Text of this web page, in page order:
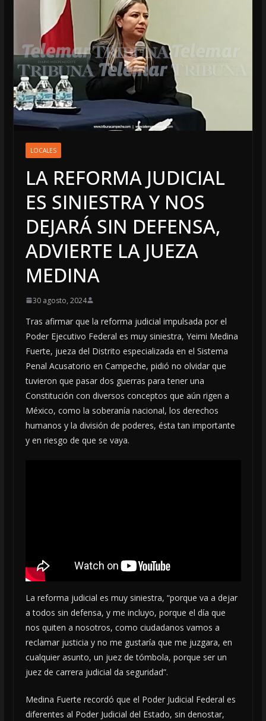
LOCALES
LA REFORMA JUDICIAL
ES SINIESTRA Y NOS
DEJARÁ SIN DEFENSA,
ADVIERTE LA JUEZA
MEDINA
30 agosto, 2024
Tras afirmar que la reforma judicial impulsada por el
Poder Ejecutivo Federal es muy siniestra, Yeimi Medina
Fuerte, jueza del Distrito especializada en el Sistema
Penal Acusatorio en Campeche, pidió no olvidar que
tuvieron que pasar dos guerras para tener una
Constitución con diversos conceptos que aún rigen a
México, como la soberanía nacional, los derechos
humanos y la división de poderes, ésta tan importante
y en riesgo de que se vaya.
La reforma judicial es muy siniestra, “porque va a dejar
a todos sin defensa, y me incluyo, porque el día que
nos quiten a nosotros, como ciudadanos vamos a
reclamar justicia y no me gustaría que me juzgara, en
cualquier asunto, un juez de tómbola, porque ser un
juez de carrera judicial da seguridad”.
Medina Fuerte recordó que el Poder Judicial Federal es
diferentes al Poder Judicial del Estado, sin denostar,